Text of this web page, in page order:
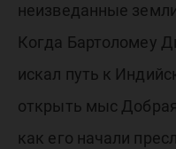
неизведанные
Когда Бартоломеу
искал путь к
открыть мыс
как его начали